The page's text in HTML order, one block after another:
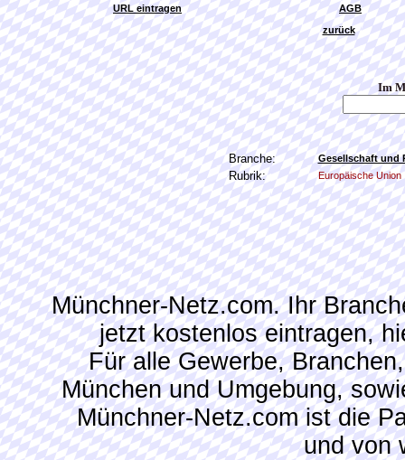
URL eintragen
AGB
zurück
Im
Branche: Gesellschaft und
Rubrik: Europäische Union
Münchner-Netz.com. Ihr
jetzt kostenlos eintragen,
Für alle Gewerbe,
München und Umgebung,
Münchner-Netz.com ist die
und von